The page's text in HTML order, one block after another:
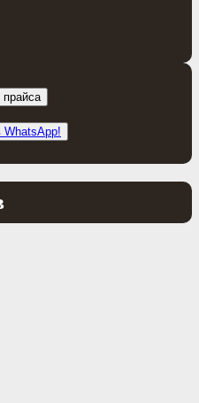
WhatsApp!